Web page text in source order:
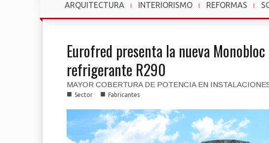
ARQUITECTURA INTERIORISMO REFORMAS
Eurofred presenta la nueva
refrigerante R290
MAYOR COBERTURA DE POTENCIA EN
■ Sector ■ Fabricantes